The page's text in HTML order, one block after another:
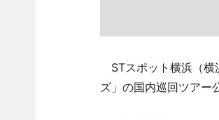
STスポット横浜（横
ズ」の国内巡回ツアー